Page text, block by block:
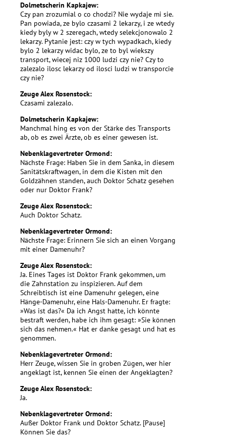
Dolmetscherin Kapkajew:
Czy pan zrozumial o co chodzi? Nie wydaje mi sie.
Pan powiada, ze bylo czasami 2 lekarzy, i ze wtedy
kiedy byly w 2 szeregach, wtedy selekcjonowalo 2
lekarzy. Pytanie jest: czy w tych wypadkach, kiedy
bylo 2 lekarzy widac bylo, ze to byl wiekszy
transport, wiecej niz 1000 ludzi czy nie? Czy to
zalezalo ilosc lekarzy od ilosci ludzi w transporcie
czy nie?
Zeuge Alex Rosenstock:
Czasami zalezalo.
Dolmetscherin Kapkajew:
Manchmal hing es von der Stärke des Transports
ab, ob es zwei Ärzte, ob es einer gewesen ist.
Nebenklagevertreter Ormond:
Nächste Frage: Haben Sie in dem Sanka, in diesem
Sanitätskraftwagen, in dem die Kisten mit den
Goldzähnen standen, auch Doktor Schatz gesehen
oder nur Doktor Frank?
Zeuge Alex Rosenstock:
Auch Doktor Schatz.
Nebenklagevertreter Ormond:
Nächste Frage: Erinnern Sie sich an einen Vorgang
mit einer Damenuhr?
Zeuge Alex Rosenstock:
Ja. Eines Tages ist Doktor Frank gekommen, um
die Zahnstation zu inspizieren. Auf dem
Schreibtisch ist eine Damenuhr gelegen, eine
Hänge-Damenuhr, eine Hals-Damenuhr. Er fragte:
»Was ist das?« Da ich Angst hatte, ich könnte
bestraft werden, habe ich ihm gesagt: »Sie können
sich das nehmen.« Hat er danke gesagt und hat es
genommen.
Nebenklagevertreter Ormond:
Herr Zeuge, wissen Sie in groben Zügen, wer hier
angeklagt ist, kennen Sie einen der Angeklagten?
Zeuge Alex Rosenstock:
Ja.
Nebenklagevertreter Ormond:
Außer Doktor Frank und Doktor Schatz. [Pause]
Können Sie das?